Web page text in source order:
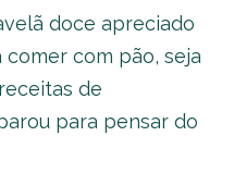
doce apreciado
com pão, seja
de
para pensar do